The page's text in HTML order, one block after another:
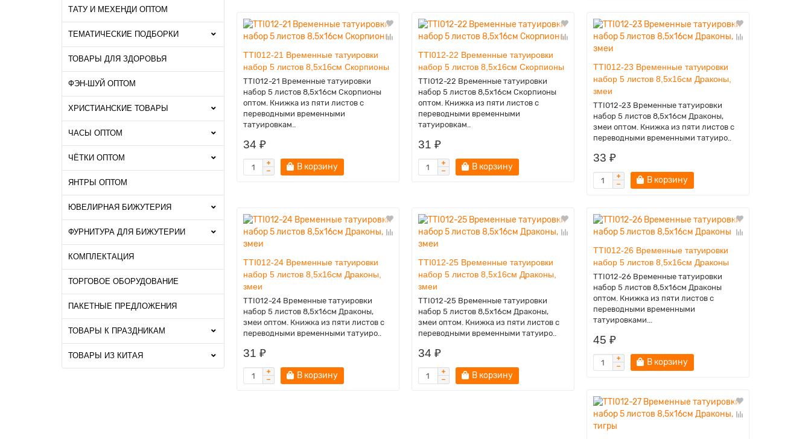
ТАТУ И МЕХЕНДИ ОПТОМ
ТЕМАТИЧЕСКИЕ ПОДБОРКИ
ТОВАРЫ ДЛЯ ЗДОРОВЬЯ
ФЭН-ШУЙ ОПТОМ
ХРИСТИАНСКИЕ ТОВАРЫ
ЧАСЫ ОПТОМ
ЧЁТКИ ОПТОМ
ЯНТРЫ ОПТОМ
ЮВЕЛИРНАЯ БИЖУТЕРИЯ
ФУРНИТУРА ДЛЯ БИЖУТЕРИИ
КОМПЛЕКТАЦИЯ
ТОРГОВОЕ ОБОРУДОВАНИЕ
ПАКЕТНЫЕ ПРЕДЛОЖЕНИЯ
ТОВАРЫ К ПРАЗДНИКАМ
ТОВАРЫ ИЗ КИТАЯ
TTI012-21 Временные татуировки
набор 5 листов 8,5х16см Скорпионы
TTI012-21 Временные татуировки
набор 5 листов 8,5х16см Скорпионы
оптом. Книжка из пяти листов с
переводными временными
татуировкам..
34 ₽
В корзину
TTI012-22 Временные татуировки
набор 5 листов 8,5х16см Скорпионы
TTI012-22 Временные татуировки
набор 5 листов 8,5х16см Скорпионы
оптом. Книжка из пяти листов с
переводными временными
татуировкам..
31 ₽
В корзину
TTI012-23 Временные татуировки
набор 5 листов 8,5х16см Драконы,
змеи
TTI012-23 Временные татуировки
набор 5 листов 8,5х16см Драконы,
змеи оптом. Книжка из пяти листов с
переводными временными татуиро..
33 ₽
В корзину
TTI012-24 Временные татуировки
набор 5 листов 8,5х16см Драконы,
змеи
TTI012-24 Временные татуировки
набор 5 листов 8,5х16см Драконы,
змеи оптом. Книжка из пяти листов с
переводными временными татуиро..
31 ₽
В корзину
TTI012-25 Временные татуировки
набор 5 листов 8,5х16см Драконы,
змеи
TTI012-25 Временные татуировки
набор 5 листов 8,5х16см Драконы,
змеи оптом. Книжка из пяти листов с
переводными временными татуиро..
34 ₽
В корзину
TTI012-26 Временные татуировки
набор 5 листов 8,5х16см Драконы
TTI012-26 Временные татуировки
набор 5 листов 8,5х16см Драконы
оптом. Книжка из пяти листов с
переводными временными
татуировками...
45 ₽
В корзину